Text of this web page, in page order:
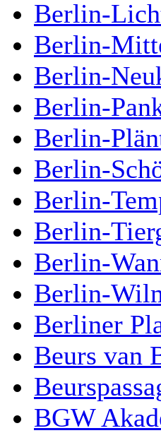
Berlin-
Berlin-
Berlin-
Berlin-
Berlin-
Berlin-
Berlin-
Berlin-
Berlin-
Berlin-
Berliner
Beurs van
BGW